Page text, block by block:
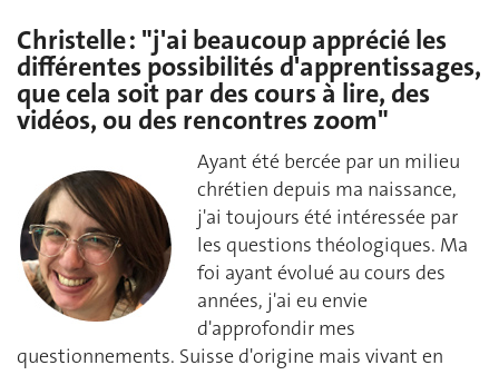
Christelle : "j'ai beaucoup apprécié les
différentes possibilités d'apprentissages,
que cela soit par des cours à lire, des
vidéos, ou des rencontres zoom"
Ayant été bercée par un milieu
chrétien depuis ma naissance,
j'ai toujours été intéressée par
les questions théologiques. Ma
foi ayant évolué au cours des
années, j'ai eu envie
d'approfondir mes
questionnements. Suisse d'origine mais vivant en